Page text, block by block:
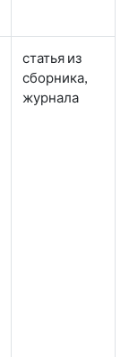
статья из
сборника,
журнала